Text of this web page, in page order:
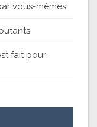
vous-mêmes
fait pour